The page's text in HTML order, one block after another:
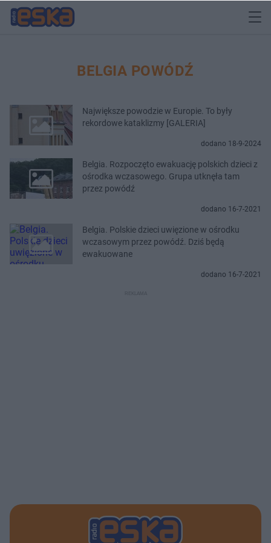
BELGIA POWÓDŹ
Największe powodzie w Europie. To były
rekordowe kataklizmy [GALERIA]
dodano 18-9-2024
Belgia. Rozpoczęto ewakuację polskich dzieci z
ośrodka wczasowego. Grupa utknęła tam
przez powódź
dodano 16-7-2021
Belgia. Polskie dzieci uwięzione w ośrodku
wczasowym przez powódź. Dziś będą
ewakuowane
dodano 16-7-2021